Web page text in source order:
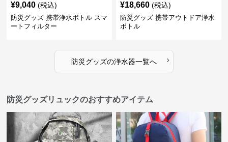
¥9,040 (税込)
防災グッズ 携帯浄水ボトル スマ
ートフィルター
¥18,660 (税込)
防災グッズ 携帯アウトドア浄水
ボトル
防災グッズの浄水器一覧へ ›
防災グッズリュックのおすすめアイテム